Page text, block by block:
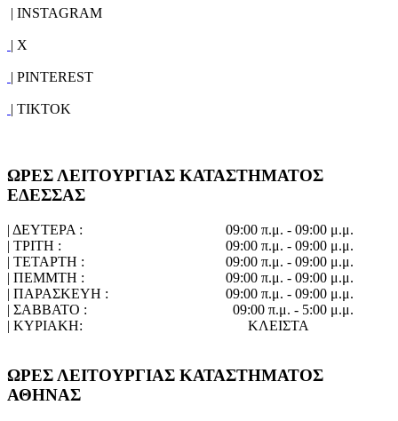
| INSTAGRAM
| X
| PINTEREST
| TIKTOK
ΩΡΕΣ ΛΕΙΤΟΥΡΓΙΑΣ ΚΑΤΑΣΤΗΜΑΤΟΣ
ΕΔΕΣΣΑΣ
| ΔΕΥΤΕΡΑ :
09:00 π.μ. - 09:00 μ.μ.
| ΤΡΙΤΗ :
09:00 π.μ. - 09:00 μ.μ.
| ΤΕΤΑΡΤΗ :
09:00 π.μ. - 09:00 μ.μ.
| ΠΕΜΜΤΗ :
09:00 π.μ. - 09:00 μ.μ.
| ΠΑΡΑΣΚΕΥΗ :
09:00 π.μ. - 09:00 μ.μ.
| ΣΑΒΒΑΤΟ :
09:00 π.μ. - 5:00 μ.μ.
| ΚΥΡΙΑΚΗ:
ΚΛΕΙΣΤΑ
ΩΡΕΣ ΛΕΙΤΟΥΡΓΙΑΣ ΚΑΤΑΣΤΗΜΑΤΟΣ
ΑΘΗΝΑΣ